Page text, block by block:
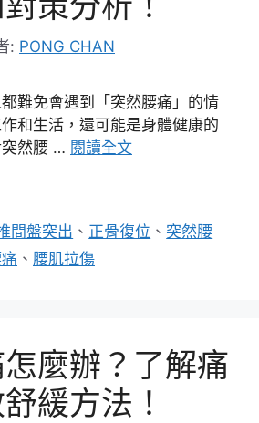
: PONG CHAN
難免會遇到「突然腰痛」的情
和生活，還可能是身體健康的
然腰 … 閱讀全文
間盤突出 、 正骨復位 、 突然腰
、 腰肌拉傷
麼辦？了解痛
緩方法！